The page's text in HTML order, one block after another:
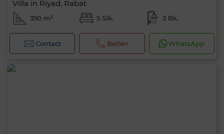
Villa in Riyad, Rabat
350 m² 5 Slk. 3 Bk.
Contact Bellen WhatsApp